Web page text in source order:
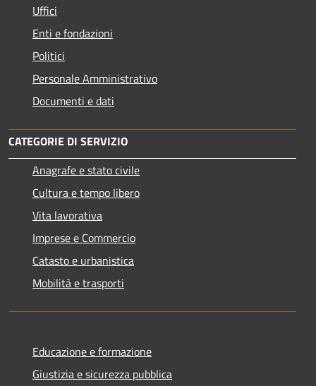
Uffici
Enti e fondazioni
Politici
Personale Amministrativo
Documenti e dati
CATEGORIE DI SERVIZIO
Anagrafe e stato civile
Cultura e tempo libero
Vita lavorativa
Imprese e Commercio
Catasto e urbanistica
Mobilità e trasporti
Educazione e formazione
Giustizia e sicurezza pubblica